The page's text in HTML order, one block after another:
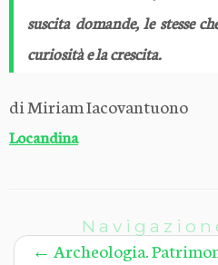
suscita domande, le stesse
curiosità e la crescita.
di Miriam Iacovantuono
Locandina
← Archeologia.